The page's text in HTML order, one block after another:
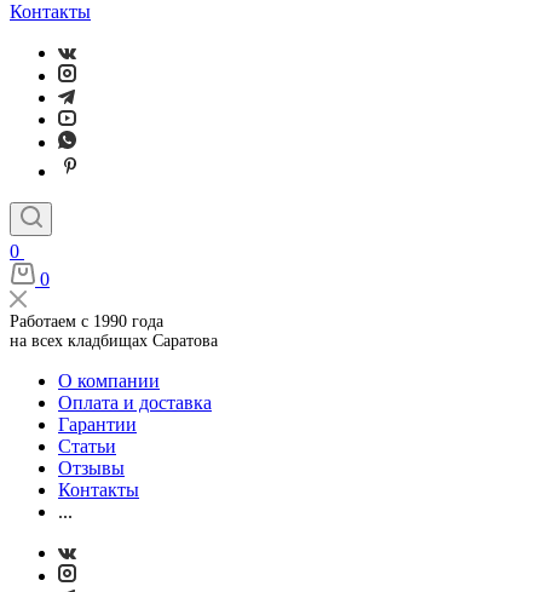
Контакты
0
0
Работаем с 1990 года
на всех кладбищах Саратова
О компании
Оплата и доставка
Гарантии
Статьи
Отзывы
Контакты
...